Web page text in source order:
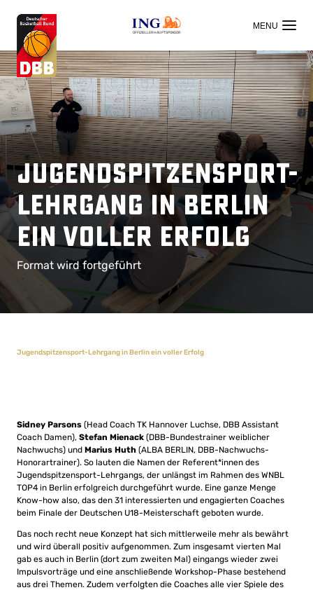
OFFIZIELLER HAUPTSPONSOR
Jugendspitzensport-
Lehrgang in Berlin
ein voller Erfolg
Format wird fortgeführt
Jugendspitzensport-Lehrgang in Berlin ein voller Erfolg
Sidney Parsons (Head Coach TK Hannover Luchse, DBB Assistant
Coach Damen), Stefan Mienack (DBB-Bundestrainer weiblicher
Nachwuchs) und Marius Huth (ALBA BERLIN, DBB-Nachwuchs-
Honorartrainer). So lauten die Namen der Referent*innen des
Jugendspitzensport-Lehrgangs, der unlängst im Rahmen des WNBL
TOP4 in Berlin erfolgreich durchgeführt wurde. Eine ganze Menge
Know-how also, das den 31 interessierten und engagierten Coaches
beim Finale der Deutschen U18-Meisterschaft geboten wurde.
Das noch recht neue Konzept hat sich mittlerweile mehr als bewährt
und wird überall positiv aufgenommen. Zum insgesamt vierten Mal
gab es auch in Berlin (dort zum zweiten Mal) eingangs wieder zwei
Impulsvorträge und eine anschließende Workshop-Phase bestehend
aus drei Themen. Zudem verfolgten die Coaches alle vier Spiele des